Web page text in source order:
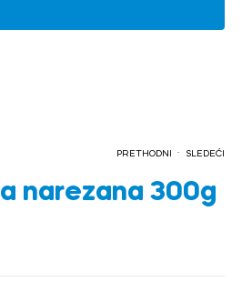
PRETHODNI SLEDEĆI
narezana 300g